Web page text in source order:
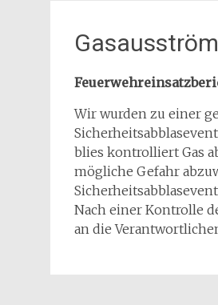
Wir wurden zu einer
blies kontrolliert Gas
mögliche Gefahr
Nach einer Kontrolle
an die